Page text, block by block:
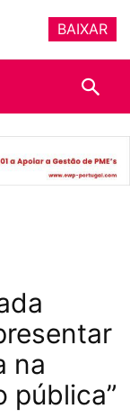
na
pública”
BAIXAR